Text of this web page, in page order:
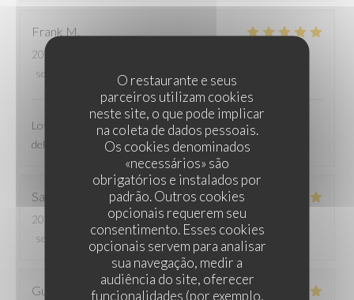
O restaurante e seus
parceiros utilizam cookies
neste site, o que pode implicar
na coleta de dados pessoais.
Os cookies denominados
«necessários» são
obrigatórios e instalados por
padrão. Outros cookies
opcionais requerem seu
consentimento. Esses cookies
opcionais servem para analisar
sua navegação, medir a
audiência do site, oferecer
funcionalidades (por exemplo,
Frank M
2026-07-30
service
ambience /5 :
Lovely, attentive service, a wonderful atmosphere and
delicious food - the cassoulet was particularly incredible!!!
Sabine
2026-07-31
- 12:45 - guests 2
service
ambience: 5 /5 menu: 5 /5 quality_price
Guillaume R